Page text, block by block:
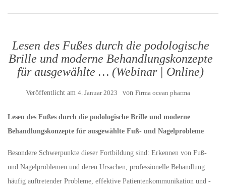
Lesen des Fußes durch die podologische
Brille und moderne Behandlungskonzepte
für ausgewählte … (Webinar | Online)
Veröffentlicht am 4. Januar 2023 von Firma ocean pharma
Lesen des Fußes durch die podologische Brille und moderne
Behandlungskonzepte für ausgewählte Fuß- und Nagelprobleme
Besondere Schwerpunkte dieser Fortbildung sind: Erkennen von Fuß-
und Nagelproblemen und deren Ursachen, professionelle Behandlung
häufig auftretender Probleme, effektive Patientenkommunikation und -